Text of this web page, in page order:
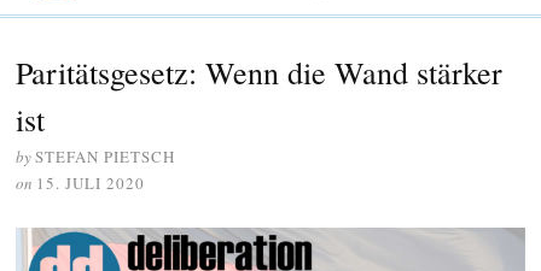
Paritätsgesetz: Wenn die Wand stärker
ist
bySTEFAN PIETSCH
on 15. JULI 2020